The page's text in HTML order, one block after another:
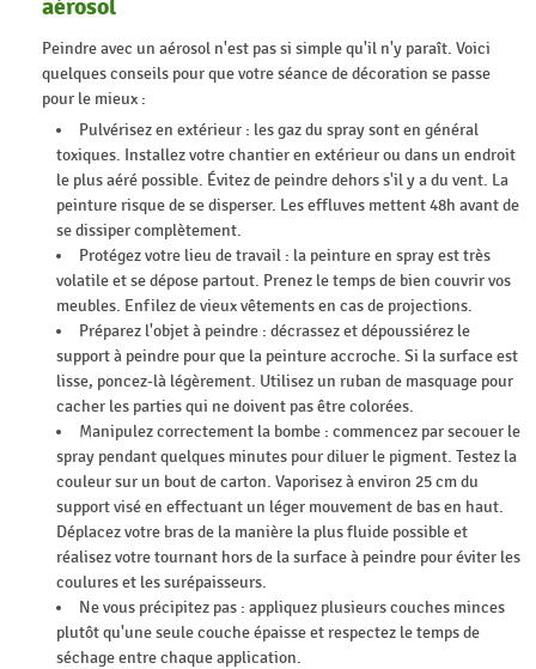
aérosol
Peindre avec un aérosol n'est pas si simple qu'il n'y paraît. Voici
quelques conseils pour que votre séance de décoration se passe
pour le mieux :
Pulvérisez en extérieur : les gaz du spray sont en général
toxiques. Installez votre chantier en extérieur ou dans un endroit
le plus aéré possible. Évitez de peindre dehors s'il y a du vent. La
peinture risque de se disperser. Les effluves mettent 48h avant de
se dissiper complètement.
Protégez votre lieu de travail : la peinture en spray est très
volatile et se dépose partout. Prenez le temps de bien couvrir vos
meubles. Enfilez de vieux vêtements en cas de projections.
Préparez l'objet à peindre : décrassez et dépoussiérez le
support à peindre pour que la peinture accroche. Si la surface est
lisse, poncez-là légèrement. Utilisez un ruban de masquage pour
cacher les parties qui ne doivent pas être colorées.
Manipulez correctement la bombe : commencez par secouer le
spray pendant quelques minutes pour diluer le pigment. Testez la
couleur sur un bout de carton. Vaporisez à environ 25 cm du
support visé en effectuant un léger mouvement de bas en haut.
Déplacez votre bras de la manière la plus fluide possible et
réalisez votre tournant hors de la surface à peindre pour éviter les
coulures et les surépaisseurs.
Ne vous précipitez pas : appliquez plusieurs couches minces
plutôt qu'une seule couche épaisse et respectez le temps de
séchage entre chaque application.